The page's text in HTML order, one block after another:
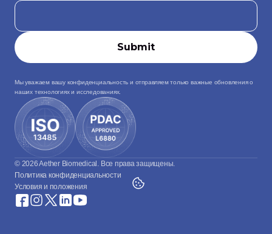
Мы уважаем вашу конфиденциальность и отправляем только важные обновления о
наших технологиях и исследованиях.
© 2026 Aether Biomedical. Все права защищены.
Политика конфиденциальности
Условия и положения